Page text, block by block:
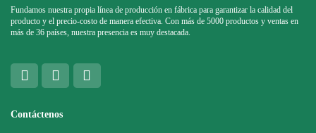
Fundamos nuestra propia línea de producción en fábrica para garantizar la calidad del
producto y el precio-costo de manera efectiva. Con más de 5000 productos y ventas en
más de 36 países, nuestra presencia es muy destacada.
Contáctenos